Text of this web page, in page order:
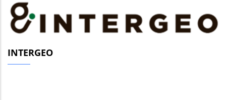
INTERGEO